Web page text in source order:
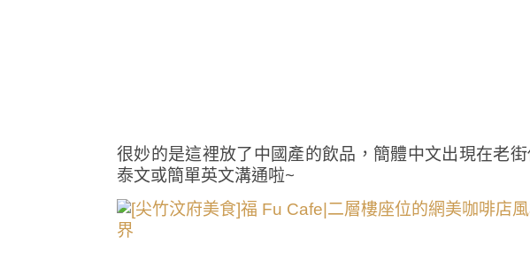
很妙的是這裡放了中國產的飲品，簡體中文出現在老
泰文或簡單英文溝通啦~